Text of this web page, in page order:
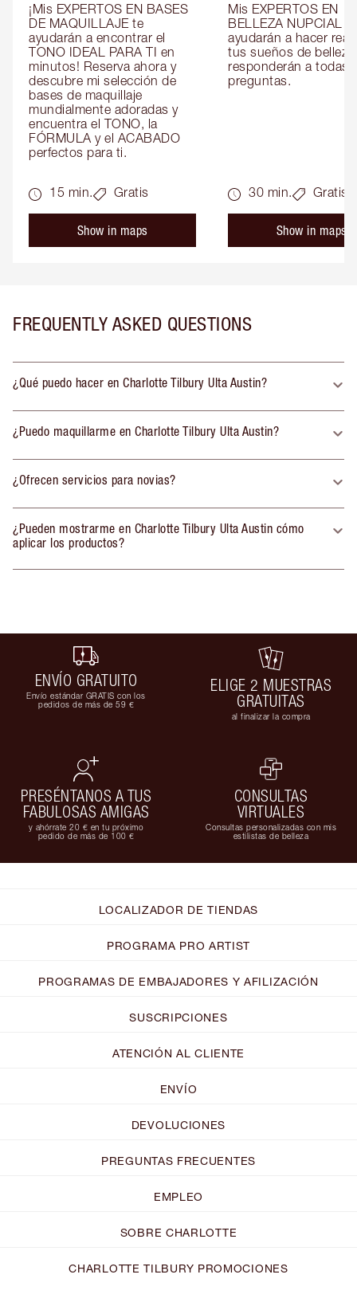
¡Mis EXPERTOS EN BASES
DE MAQUILLAJE te
ayudarán a encontrar el
TONO IDEAL PARA TI en
minutos! Reserva ahora y
descubre mi selección de
bases de maquillaje
mundialmente adoradas y
encuentra el TONO, la
FÓRMULA y el ACABADO
perfectos para ti.
15 min. Gratis
Show in maps
Mis EXPERTOS EN
BELLEZA NUPCIAL te
ayudarán a hacer
tus sueños de belleza
responderán a todas
preguntas.
30 min. Gratis
Show in maps
FREQUENTLY ASKED QUESTIONS
¿Qué puedo hacer en Charlotte Tilbury Ulta Austin?
¿Puedo maquillarme en Charlotte Tilbury Ulta Austin?
¿Ofrecen servicios para novias?
¿Pueden mostrarme en Charlotte Tilbury Ulta Austin cómo
aplicar los productos?
ENVÍO GRATUITO
Envío estándar GRATIS con los
pedidos de más de 59 €
ELIGE 2 MUESTRAS
GRATUITAS
al finalizar la compra
PRESÉNTANOS A TUS
FABULOSAS AMIGAS
y ahórrate 20 € en tu próximo
pedido de más de 100 €
CONSULTAS
VIRTUALES
Consultas personalizadas con mis
estilistas de belleza
LOCALIZADOR DE TIENDAS
PROGRAMA PRO ARTIST
PROGRAMAS DE EMBAJADORES Y AFILIZACIÓN
SUSCRIPCIONES
ATENCIÓN AL CLIENTE
ENVÍO
DEVOLUCIONES
PREGUNTAS FRECUENTES
EMPLEO
SOBRE CHARLOTTE
CHARLOTTE TILBURY PROMOCIONES